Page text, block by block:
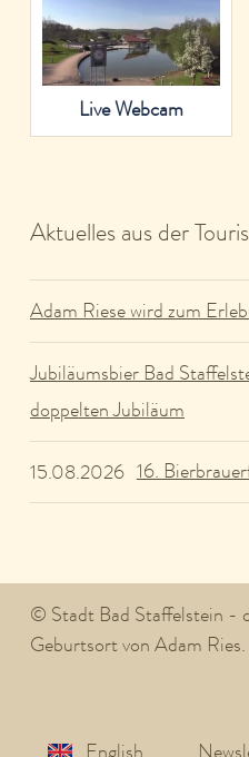
Live Webcam
Aktuelles aus der
Adam Riese wird zum
Jubiläumsbier Bad
doppelten Jubiläum
15.08.2026 16.
© Stadt Bad Staffelstein -
Geburtsort von Adam Ries.